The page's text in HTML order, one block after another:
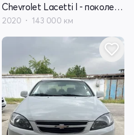
Chevrolet Lacetti I - поколение рестайлинг
2020 143 000 км